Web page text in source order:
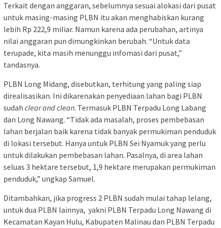
Terkait dengan anggaran, sebelumnya sesuai alokasi dari pusat
untuk masing-masing PLBN itu akan menghabiskan kurang
lebih Rp 222,9 miliar. Namun karena ada perubahan, artinya
nilai anggaran pun dimungkinkan berubah. “Untuk data
terupade, kita masih menunggu infomasi dari pusat,”
tandasnya.
PLBN Long Midang, disebutkan, terhitung yang paling siap
direalisasikan. Ini dikarenakan penyediaan lahan bagi PLBN
sudah clear and clean. Termasuk PLBN Terpadu Long Labang
dan Long Nawang. “Tidak ada masalah, proses pembebasan
lahan berjalan baik karena tidak banyak permukiman penduduk
di lokasi tersebut. Hanya untuk PLBN Sei Nyamuk yang perlu
untuk dilakukan pembebasan lahan. Pasalnya, di area lahan
seluas 3 hektare tersebut, 1,9 hektare merupakan permukiman
penduduk,” ungkap Samuel.
Ditambahkan, jika progress 2 PLBN sudah mulai tahap lelang,
untuk dua PLBN lainnya, yakni PLBN Terpadu Long Nawang di
Kecamatan Kayan Hulu, Kabupaten Malinau dan PLBN Terpadu